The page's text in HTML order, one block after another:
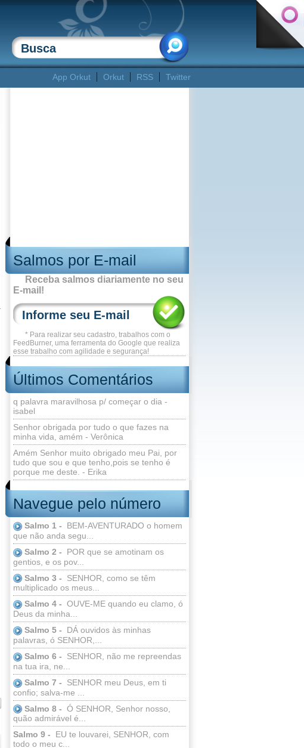
App Orkut Orkut RSS Twitter
Salmos por E-mail
Receba salmos diariamente no seu
E-mail!
* Para realizar seu cadastro, trabalhos com o
FeedBurner, uma ferramenta do Google que realiza
esse trabalho com agilidade e segurança!
Últimos Comentários
q palavra maravilhosa p/ começar o dia -
isabel
Senhor obrigada por tudo o que fazes na
minha vida, amém - Verônica
Amém Senhor muito obrigado meu Pai, por
tudo que sou e que tenho,pois se tenho é
porque me deste. - Erika
Navegue pelo número
Salmo 1 -
BEM-AVENTURADO o homem
que não anda segu...
Salmo 2 -
POR que se amotinam os
gentios, e os pov...
Salmo 3 -
SENHOR, como se têm
multiplicado os meus...
Salmo 4 - OUVE-ME quando eu clamo, ó
Deus da minha...
Salmo 5 -
DÁ ouvidos às minhas
palavras, ó SENHOR,...
Salmo 6 -
SENHOR, não me repreendas
na tua ira, ne...
Salmo 7 -
SENHOR meu Deus, em ti
confio; salva-me ...
Salmo 8 - Ó SENHOR, Senhor nosso,
quão admirável é...
Salmo 9 -
EU te louvarei, SENHOR, com
todo o meu c...